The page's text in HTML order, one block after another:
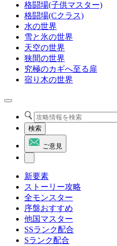
格闘場(子供マスター)
格闘場(Cクラス)
水の世界
雪と氷の世界
天空の世界
狭間の世界
究極のカギへ至る扉
宿り木の世界
検索
ご意見
新要素
ストーリー攻略
全モンスター
序盤おすすめ
他国マスター
SSランク配合
Sランク配合